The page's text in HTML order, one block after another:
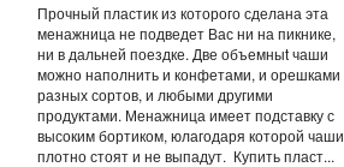
Прочный пластик из которого сделана эта
менажница не подведет Вас ни на пикнике,
ни в дальней поездке. Две объемныt чаши
можно наполнить и конфетами, и орешками
разных сортов, и любыми другими
продуктами. Менажница имеет подставку с
высоким бортиком, юлагодаря которой чаши
плотно стоят и не выпадут. Купить пласт...